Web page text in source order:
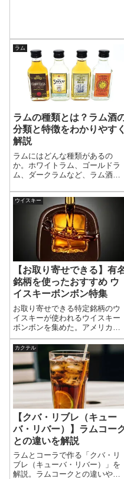
た。サトウキビも糖蜜も増加傾
向にあ...
ラム
ラムの種類とは？ラム酒
分類と特徴をわかりやすく
解説
ラムにはどんな種類があるの
か。ホワイトラム、ゴールドラ
ム、ダークラムなど、ラム酒の
をわかりやすく解説。色や熟成
による違いなど、ラムの基本的
な種類を整理する。
ウイスキー
【お取り寄せできる】有
銘柄を使ったおすすめ ウ
イスキーボンボン特集
お取り寄せできる特定銘柄のウ
イスキーが使われるウイスキー
ボンボンを集めた。アメリカ
ン、スコッチ、カナディアン、
ジャパニーズのウイスキーが使
われており、意外と多い。ウイ
スキーボンボン以外にもチョコ
レート系のお菓子に使われる特
定銘柄のウイスキーも調べた。
逆にお取り寄せできないものも
少し紹介している。
カクテル
【クバ・リブレ（キュー
バ・リバー）】ラムコー
との違いを解説
ラムとコーラで作る「クバ・リ
ブレ（キューバ・リバー）」を
解説。ラムコークとの違いや名